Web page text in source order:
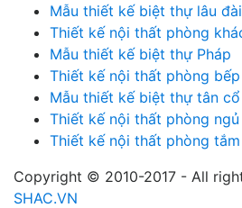
Mẫu thiết kế biệt thự lâu đài
Thiết kế nội thất phòng
Mẫu thiết kế biệt thự Pháp
Thiết kế nội thất phòng
Mẫu thiết kế biệt thự tân
Thiết kế nội thất phòng
Thiết kế nội thất phòng
Copyright © 2010-2017 - All
SHAC.VN